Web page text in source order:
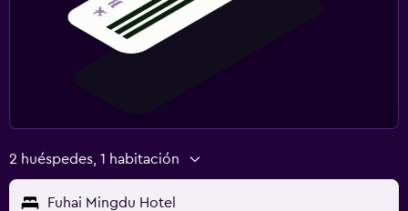
2 huéspedes, 1 habitación
Fuhai Mingdu Hotel